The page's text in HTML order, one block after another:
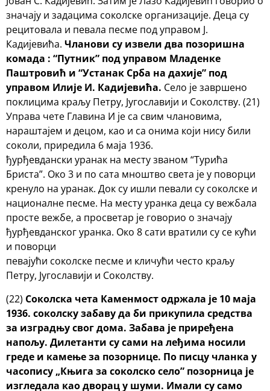
значају и задацима соколске организације. Деца су
рецитовала и певала песме под управом Ј.
Кадијевића. Чланови су извели два позоришна
комада : “Путник” под управом Младенке
Паштровић и “Устанак Срба на дахије” под
управом Илије И. Кадијевића. Село је завршено
поклицима краљу Петру, Југославији и Соколству. (21)
Управа чете Главина И је са свим члановима,
нараштајем и децом, као и са онима који нису били
соколи, приредила 6 маја 1936.
ђурђевдански уранак на месту званом “Турића
Бриста”. Око 3 и по сата мноштво света је у поворци
кренуло на уранак. Док су ишли певали су соколске и
националне песме. На месту уранка деца су вежбала
просте вежбе, а просветар је говорио о значају
ђурђевданског уранка. Око 8 сати вратили су се кући
и поворци
певајући соколске песме и кличући често краљу
Петру, Југославији и Соколству.
(22) Соколска чета Каменмост одржала је 10 маја
1936. соколску забаву да би прикупила средства
за изградњу свог дома. Забава је приређена
напољу. Дилетанти су сами на леђима носили
греде и камење за позорнице. По писцу чланка у
часопису „Књига за соколско село” позорница је
изгледала као дворац у шуми. Имали су само